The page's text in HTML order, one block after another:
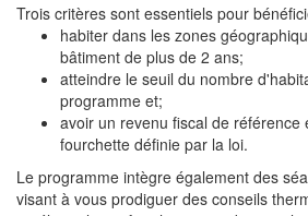
Trois critères sont essentiels pour
habiter dans les zones
bâtiment de plus de 2 ans;
atteindre le seuil du nombre
programme et;
avoir un revenu fiscal de référence
fourchette définie par la loi.
Le programme intègre également des
visant à vous prodiguer des conseils